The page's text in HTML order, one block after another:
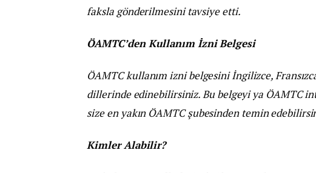
faksla gönderilmesini tavsiye etti.
ÖAMTC’den Kullanım İzni Belgesi
ÖAMTC kullanım izni belgesini İngilizce,
dillerinde edinebilirsiniz. Bu belgeyi ya ÖAMTC
size en yakın ÖAMTC şubesinden temin
Kimler Alabilir?